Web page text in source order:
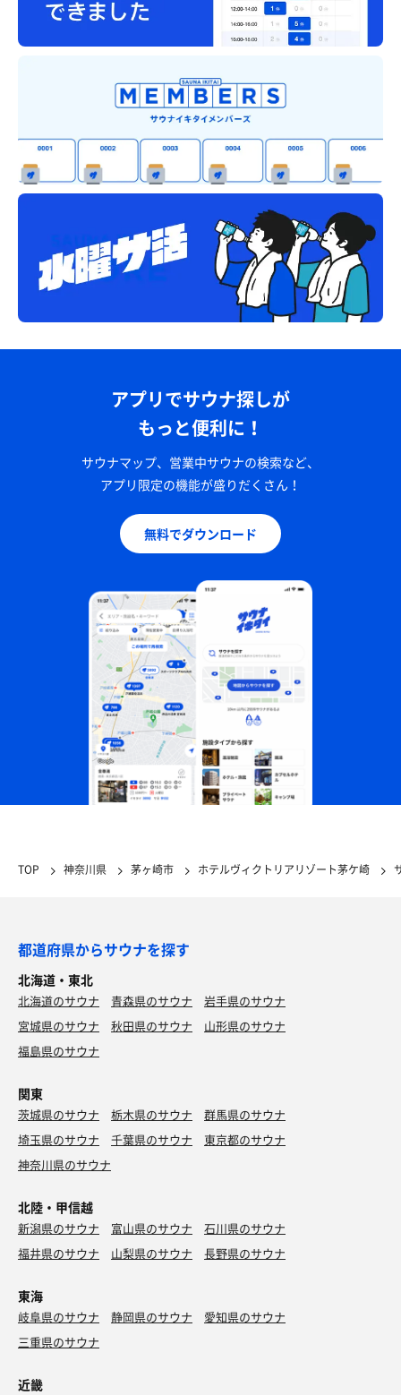
アプリでサウナ探しが
もっと便利に！
サウナマップ、営業中サウナの検索など、
アプリ限定の機能が盛りだくさん！
無料でダウンロード
TOP 神奈川県 茅ヶ崎市 ホテルヴィクトリアリゾート茅ケ崎
都道府県からサウナを探す
北海道・東北
北海道のサウナ 青森県のサウナ
岩手県のサウナ
宮城県のサウナ
秋田県のサウナ
山形県のサウナ
福島県のサウナ
関東
茨城県のサウナ 栃木県のサウナ
群馬県のサウナ
埼玉県のサウナ
千葉県のサウナ
東京都のサウナ
神奈川県のサウナ
北陸・甲信越
新潟県のサウナ 富山県のサウナ
石川県のサウナ
福井県のサウナ
山梨県のサウナ 長野県のサウナ
東海
岐阜県のサウナ 静岡県のサウナ
愛知県のサウナ
三重県のサウナ
近畿